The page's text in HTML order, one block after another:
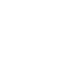
qualifiés met